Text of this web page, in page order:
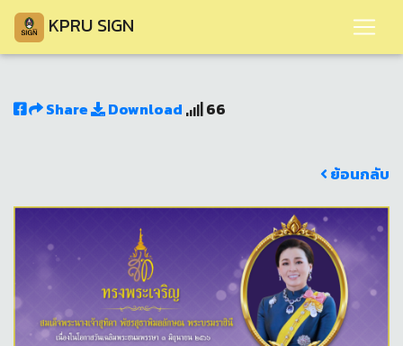
KPRU SIGN
Share Download 66
ย้อนกลับ